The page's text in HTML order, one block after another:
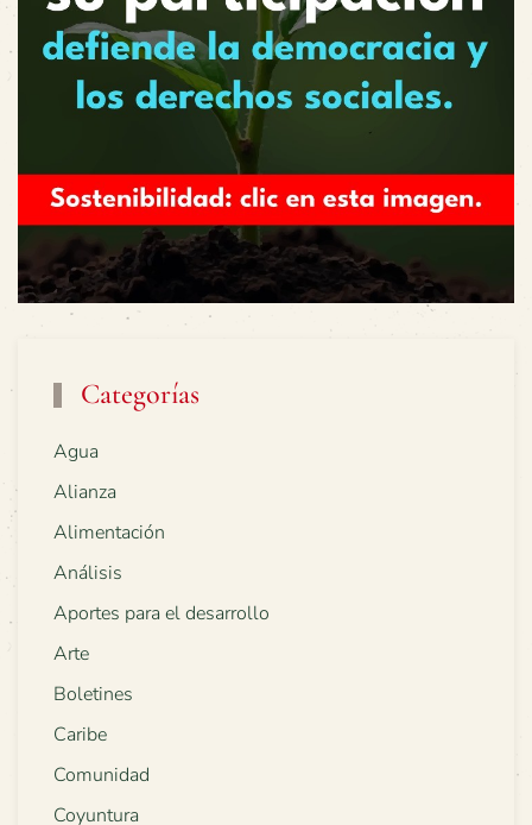
Categorías
Agua
Alianza
Alimentación
Análisis
Aportes para el desarrollo
Arte
Boletines
Caribe
Comunidad
Coyuntura